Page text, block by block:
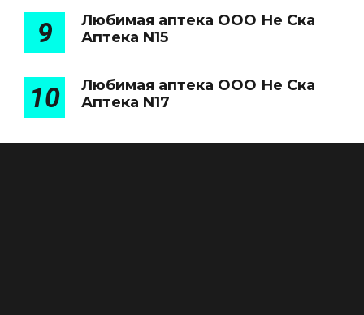
9
Любимая аптека ООО Не Ска
Аптека N15
10
Любимая аптека ООО Не Ска
Аптека N17